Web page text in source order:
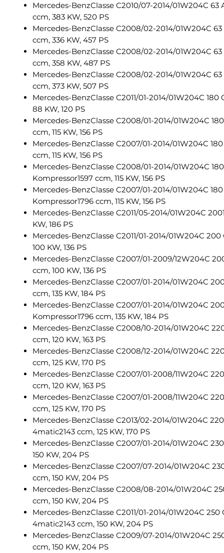
Mercedes-BenzClasse C2010/07-2014/01W204C 63
ccm, 383 KW, 520 PS
Mercedes-BenzClasse C2008/02-2014/01W204C
ccm, 336 KW, 457 PS
Mercedes-BenzClasse C2008/02-2014/01W204C
ccm, 358 KW, 487 PS
Mercedes-BenzClasse C2008/02-2014/01W204C
ccm, 373 KW, 507 PS
Mercedes-BenzClasse C2011/01-2014/01W204C 180
88 KW, 120 PS
Mercedes-BenzClasse C2008/01-2014/01W204C 180
ccm, 115 KW, 156 PS
Mercedes-BenzClasse C2007/01-2014/01W204C 180
ccm, 115 KW, 156 PS
Mercedes-BenzClasse C2008/01-2014/01W204C 180
Kompressor1597 ccm, 115 KW, 156 PS
Mercedes-BenzClasse C2007/01-2014/01W204C 180
Kompressor1796 ccm, 115 KW, 156 PS
Mercedes-BenzClasse C2011/05-2014/01W204C
KW, 186 PS
Mercedes-BenzClasse C2011/01-2014/01W204C 200
100 KW, 136 PS
Mercedes-BenzClasse C2007/01-2009/12W204C
ccm, 100 KW, 136 PS
Mercedes-BenzClasse C2007/01-2014/01W204C
ccm, 135 KW, 184 PS
Mercedes-BenzClasse C2007/01-2014/01W204C
Kompressor1796 ccm, 135 KW, 184 PS
Mercedes-BenzClasse C2008/10-2014/01W204C
ccm, 120 KW, 163 PS
Mercedes-BenzClasse C2008/12-2014/01W204C
ccm, 125 KW, 170 PS
Mercedes-BenzClasse C2007/01-2008/11W204C
ccm, 120 KW, 163 PS
Mercedes-BenzClasse C2007/01-2008/11W204C
ccm, 125 KW, 170 PS
Mercedes-BenzClasse C2013/02-2014/01W204C
4matic2143 ccm, 125 KW, 170 PS
Mercedes-BenzClasse C2007/01-2014/01W204C
150 KW, 204 PS
Mercedes-BenzClasse C2007/07-2014/01W204C
ccm, 150 KW, 204 PS
Mercedes-BenzClasse C2008/08-2014/01W204C
ccm, 150 KW, 204 PS
Mercedes-BenzClasse C2011/01-2014/01W204C 250
4matic2143 ccm, 150 KW, 204 PS
Mercedes-BenzClasse C2009/07-2014/01W204C
ccm, 150 KW, 204 PS